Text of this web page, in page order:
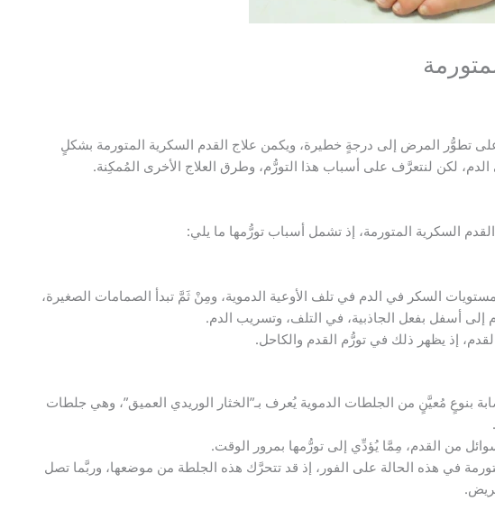
على تطوُّر المرض إلى درجةٍ خطيرة، ويكمن علاج القدم السكرية المتورمة بشكلٍ
لكن لنتعرَّف على أسباب هذا التورُّم، وطرق العلاج الأخرى المُمكِنة.
السكرية المتورمة، إذ تشمل أسباب تورُّمها ما يلي:
السكر في الدم في تلف الأوعية الدموية، ومِنْ ثَمَّ تبدأ الصمامات الصغيرة،
إلى أسفل بفعل الجاذبية، في التلف، وتسريب الدم.
إذ يظهر ذلك في تورُّم القدم والكاحل.
بنوعٍ مُعيَّنٍ من الجلطات الدموية يُعرف بـ”الخثار الوريدي العميق”، وهي جلطات
من القدم، مِمَّا يُؤدِّي إلى تورُّمها بمرور الوقت.
في هذه الحالة على الفور، إذ قد تتحرَّك هذه الجلطة من موضعها، وربَّما تصل